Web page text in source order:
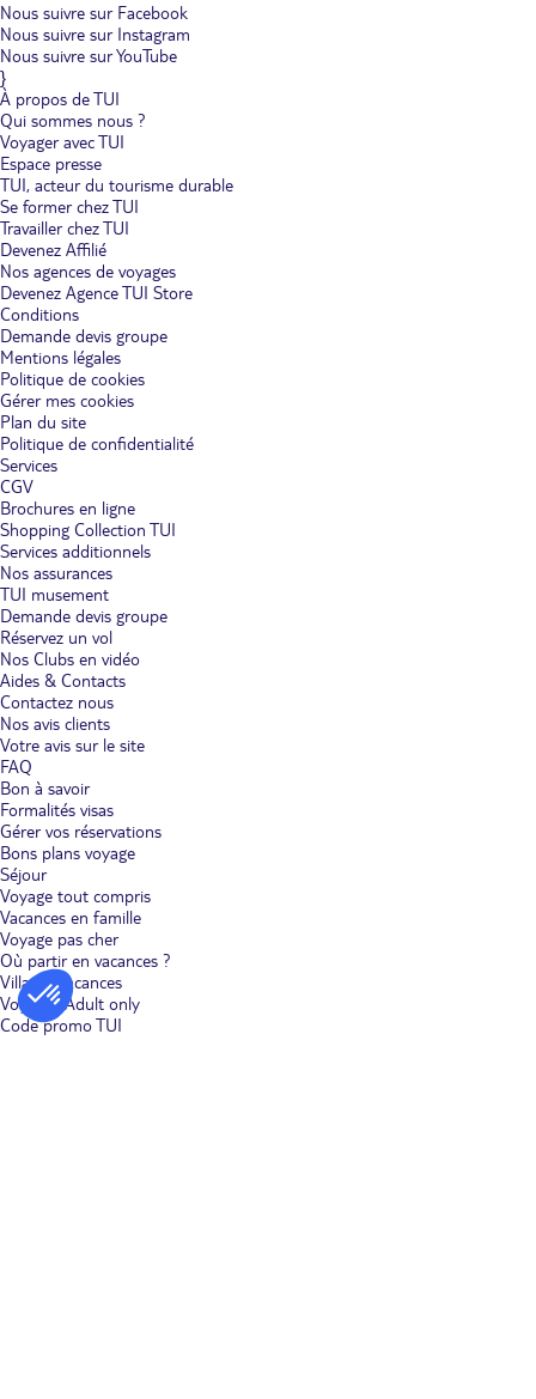
Nous suivre sur Facebook
Nous suivre sur Instagram
Nous suivre sur YouTube
}
À propos de TUI
Qui sommes nous ?
Voyager avec TUI
Espace presse
TUI, acteur du tourisme durable
Se former chez TUI
Travailler chez TUI
Devenez Affilié
Nos agences de voyages
Devenez Agence TUI Store
Conditions
Demande devis groupe
Mentions légales
Politique de cookies
Gérer mes cookies
Plan du site
Politique de confidentialité
Services
CGV
Brochures en ligne
Shopping Collection TUI
Services additionnels
Nos assurances
TUI musement
Demande devis groupe
Réservez un vol
Nos Clubs en vidéo
Aides & Contacts
Contactez nous
Nos avis clients
Votre avis sur le site
FAQ
Bon à savoir
Formalités visas
Gérer vos réservations
Bons plans voyage
Séjour
Voyage tout compris
Vacances en famille
Voyage pas cher
Où partir en vacances ?
Villages vacances
Voyages Adult only
Code promo TUI